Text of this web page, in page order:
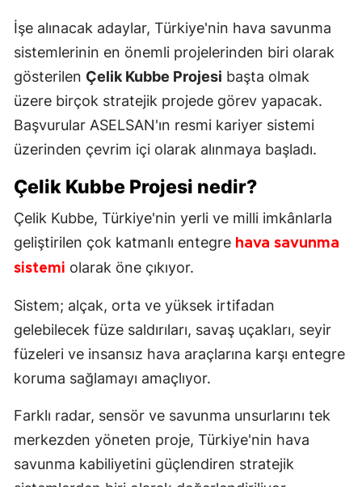
İşe alınacak adaylar, Türkiye'nin hava savunma
sistemlerinin en önemli projelerinden biri olarak
gösterilen Çelik Kubbe Projesi başta olmak
üzere birçok stratejik projede görev yapacak.
Başvurular ASELSAN'ın resmi kariyer sistemi
üzerinden çevrim içi olarak alınmaya başladı.
Çelik Kubbe Projesi nedir?
Çelik Kubbe, Türkiye'nin yerli ve milli imkânlarla
geliştirilen çok katmanlı entegre hava savunma
sistemi olarak öne çıkıyor.
Sistem; alçak, orta ve yüksek irtifadan
gelebilecek füze saldırıları, savaş uçakları, seyir
füzeleri ve insansız hava araçlarına karşı entegre
koruma sağlamayı amaçlıyor.
Farklı radar, sensör ve savunma unsurlarını tek
merkezden yöneten proje, Türkiye'nin hava
savunma kabiliyetini güçlendiren stratejik